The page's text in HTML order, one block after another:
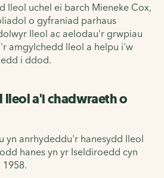
lleol uchel ei barch Mieneke Cox,
o gyfraniad parhaus
lleol ac aelodau'r grwpiau
amgylchedd lleol a helpu i'w
i ddod.
lleol a'i chadwraeth o
yn anrhydeddu'r hanesydd lleol
hanes yn yr Iseldiroedd cyn